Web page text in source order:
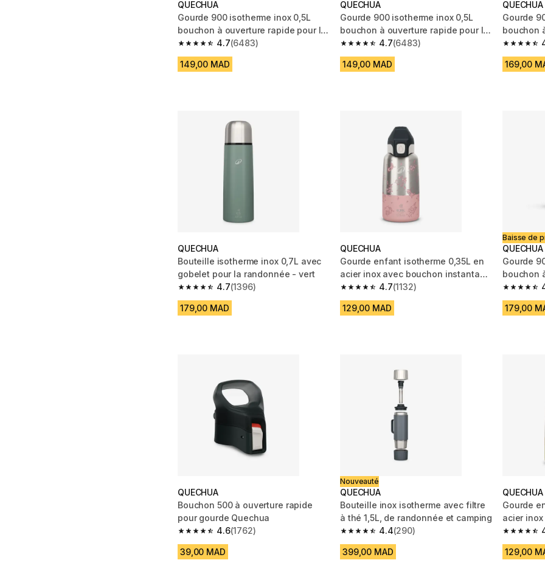
QUECHUA
Gourde 900 isotherme inox 0,5L
bouchon à ouverture rapide pour la
randonnée4.7
4.7 out of 5 stars from 6483 reviews
(6483)
149,00 MAD
QUECHUA
Gourde 900 isotherme inox 0,5L
bouchon à ouverture rapide pour la
randonnée4.7
4.7 out of 5 stars from 6483 reviews
(6483)
149,00 MAD
QUECHUA
Gourde
bouchon
4.7 out
169,00
QUECHUA
Bouteille isotherme inox 0,7L avec
gobelet pour la randonnée - vert
4.7
4.7 out of 5 stars from 1396 reviews
(1396)
179,00 MAD
QUECHUA
Gourde enfant isotherme 0,35L en
acier inox avec bouchon instantané
de randonnée
4.7
4.7 out of 5 stars from 1132 reviews
(1132)
129,00 MAD
Baisse de
QUECHUA
Gourde
bouchon
4.7 out
179,00
QUECHUA
Bouchon 500 à ouverture rapide
pour gourde Quechua
4.6
4.6 out of 5 stars from 1762 reviews
(1762)
39,00 MAD
Nouveauté
QUECHUA
Bouteille inox isotherme avec filtre
à thé 1,5L, de randonnée et camping
4.4
4.4 out of 5 stars from 290 reviews
(290)
399,00 MAD
QUECHUA
Gourde
acier
de
4.7 out
129,00